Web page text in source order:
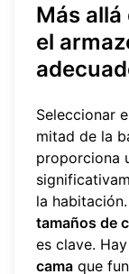
Más
el
Seleccionar
mitad de la
proporciona
la
tamaños de
es clave.
cama que